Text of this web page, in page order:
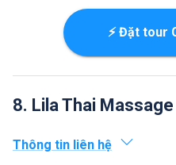
⚡ Đặt tour
8. Lila Thai Massage
Thông tin liên hệ